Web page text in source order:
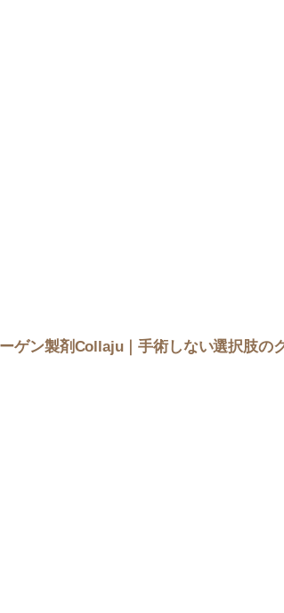
ゲン製剤Collaju｜手術しない選択肢の